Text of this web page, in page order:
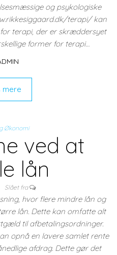
og psykologiske
terapi/ kan
terapi, der er skræddersyet
former for terapi…
Økonomi
ved at
lån
Slået fra
hvor flere mindre lån og
lån. Dette kan omfatte alt
til afbetalingsordninger.
opnå en lavere samlet rente
afdrag. Dette gør det